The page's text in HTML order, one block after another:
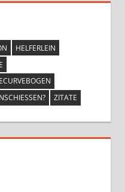
HELFERLEIN
ZITATE